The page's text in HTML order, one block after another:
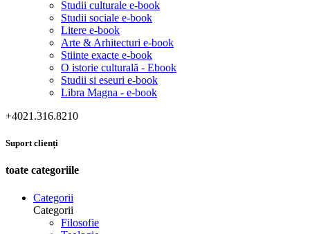
Studii culturale e-book
Studii sociale e-book
Litere e-book
Arte & Arhitecturi e-book
Stiinte exacte e-book
O istorie culturală - Ebook
Studii si eseuri e-book
Libra Magna - e-book
+4021.316.8210
Suport clienți
toate categoriile
Categorii
Categorii
Filosofie